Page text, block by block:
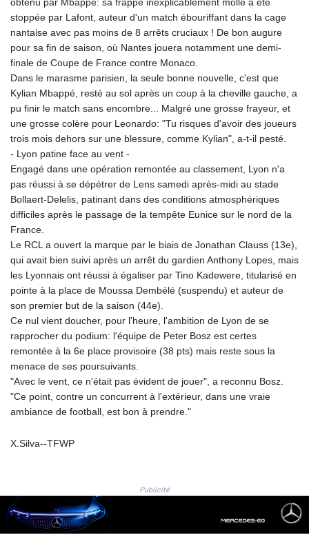
KRW
1409.225039
KWD 0.30859
KZT 468.616634
LAK
22582.503779
LBP
89550.000349
LRD 181.550382
LSL 16.244058
LTL 2.95274
LVL 0.60489
MAD 9.319182
MDL 17.387495
MGA
4266.798513
MMK
2099.552715
MNT
MOP 8.079926
MRU 40.196738
MZN 63.905039
NAD 16.244058
NGN
stoppée par Lafont, auteur d'un match ébouriffant dans la cage
nantaise avec pas moins de 8 arrêts cruciaux ! De bon augure
pour sa fin de saison, où Nantes jouera notamment une demi-
finale de Coupe de France contre Monaco.
Dans le marasme parisien, la seule bonne nouvelle, c'est que
Kylian Mbappé, resté au sol après un coup à la cheville gauche, a
pu finir le match sans encombre... Malgré une grosse frayeur, et
une grosse colère pour Leonardo: "Tu risques d'avoir des joueurs
trois mois dehors sur une blessure, comme Kylian", a-t-il pesté.
- Lyon patine face au vent -
Engagé dans une opération remontée au classement, Lyon n'a
pas réussi à se dépétrer de Lens samedi après-midi au stade
Bollaert-Delelis, patinant dans des conditions atmosphériques
difficiles après le passage de la tempête Eunice sur le nord de la
France.
Le RCL a ouvert la marque par le biais de Jonathan Clauss (13e),
qui avait bien suivi après un arrêt du gardien Anthony Lopes, mais
les Lyonnais ont réussi à égaliser par Tino Kadewere, titularisé en
pointe à la place de Moussa Dembélé (suspendu) et auteur de
son premier but de la saison (44e).
Ce nul vient doucher, pour l'heure, l'ambition de Lyon de se
rapprocher du podium: l'équipe de Peter Bosz est certes
remontée à la 6e place provisoire (38 pts) mais reste sous la
menace de ses poursuivants.
"Avec le vent, ce n'était pas évident de jouer", a reconnu Bosz.
"Ce point, contre un concurrent à l'extérieur, dans une vraie
ambiance de football, est bon à prendre."
X.Silva--TFWP
Publicité